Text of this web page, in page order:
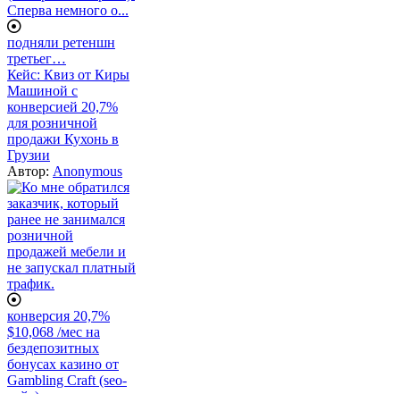
подняли ретеншн
третьег…
Кейс: Квиз от Киры
Машиной с
конверсией 20,7%
для розничной
продажи Кухонь в
Грузии
Автор: Anonymous
конверсия 20,7%
$10,068 /мес на
бездепозитных
бонусах казино от
Gambling Craft (seo-